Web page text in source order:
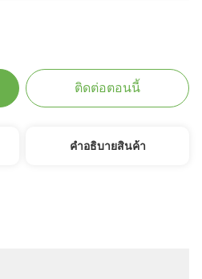
ติดต่อตอนนี้
คําอธิบายสินค้า